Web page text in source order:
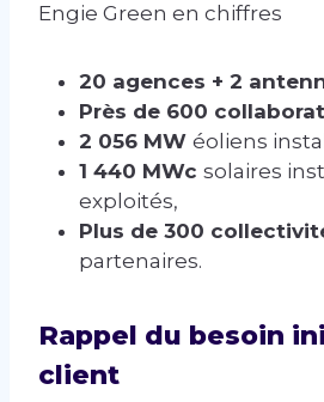
Engie Green en chiffres
20 agences + 2
Près de 600
2 056 MW éoliens
1 440 MWc solaires
exploités,
Plus de 300
partenaires.
Rappel du besoin
client